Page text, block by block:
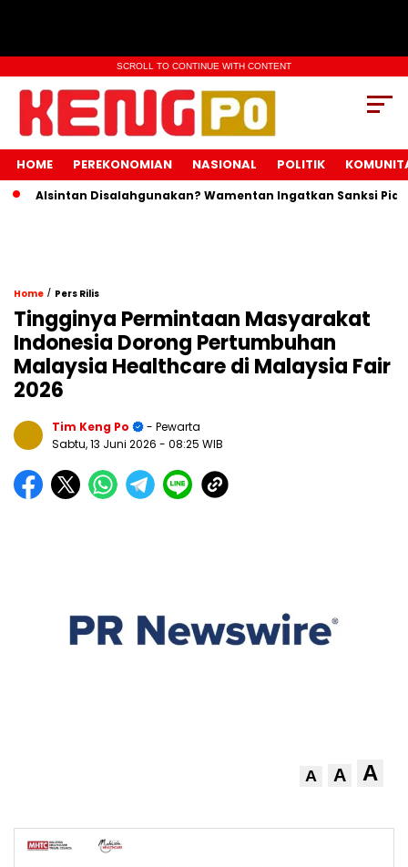
SCROLL TO CONTINUE WITH CONTENT
HOME PEREKONOMIAN NASIONAL POLITIK
Alsintan Disalahgunakan? Wamentan Ingatkan Sanksi Pidana
Home / Pers Rilis
Tingginya Permintaan Masyarakat
Indonesia Dorong Pertumbuhan
Malaysia Healthcare di Malaysia Fair
2026
Tim Keng Po
- Pewarta
Sabtu, 13 Juni 2026 - 08:25 WIB
A A A